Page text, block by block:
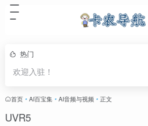
热门
欢迎入驻！
首页 • AI百宝集 • AI音频与视频 • 正文
UVR5